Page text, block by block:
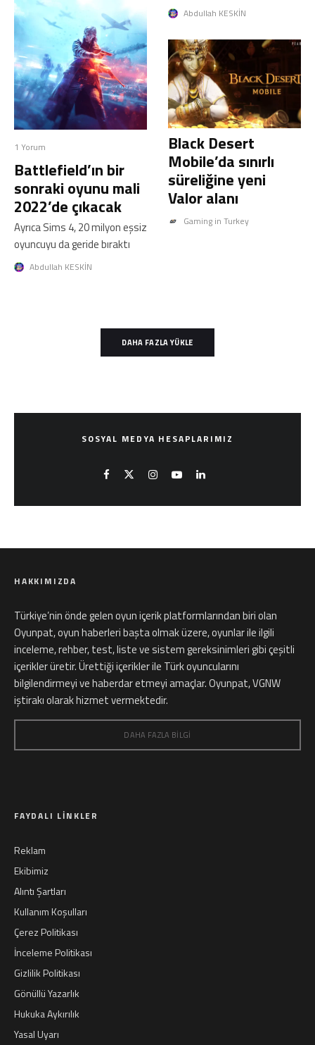
1 Yorum
Battlefield’ın bir
sonraki oyunu mali
2022’de çıkacak
Ayrıca Sims 4, 20 milyon eşsiz
oyuncuyu da geride bıraktı
Abdullah KESKİN
Abdullah KESKİN
Black Desert
Mobile’da sınırlı
süreliğine yeni
Valor alanı
Gaming in Turkey
DAHA FAZLA YÜKLE
SOSYAL MEDYA HESAPLARIMIZ
HAKKIMIZDA
Türkiye’nin önde gelen oyun içerik platformlarından biri olan
Oyunpat, oyun haberleri başta olmak üzere, oyunlar ile ilgili
inceleme, rehber, test, liste ve sistem gereksinimleri gibi çeşitli
içerikler üretir. Ürettiği içerikler ile Türk oyuncularını
bilgilendirmeyi ve haberdar etmeyi amaçlar. Oyunpat, VGNW
iştirakı olarak hizmet vermektedir.
DAHA FAZLA BILGI
FAYDALI LINKLER
Reklam
Ekibimiz
Alıntı Şartları
Kullanım Koşulları
Çerez Politikası
İnceleme Politikası
Gizlilik Politikası
Gönüllü Yazarlık
Hukuka Aykırılık
Yasal Uyarı